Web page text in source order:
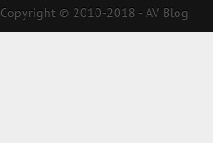
Copyright © 2010-2018 - AV Blog